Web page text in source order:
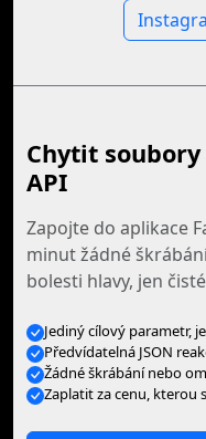
Chytit
API
Zapojte do aplikace
minut žádné
bolesti hlavy, jen
Jediný cílový parametr,
Předvídatelná JSON
Žádné škrábání nebo
Zaplatit za cenu, kterou